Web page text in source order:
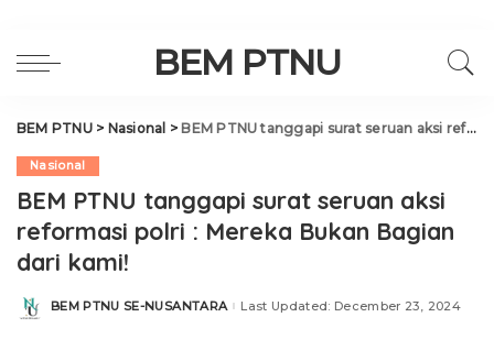
BEM PTNU
BEM PTNU> Nasional > BEM PTNU tanggapi surat seruan aksi reformasi polri : Mereka Bukan Bagian dari kami!
Nasional
BEM PTNU tanggapi surat seruan aksi
reformasi polri : Mereka Bukan Bagian
dari kami!
Posted
BEM PTNU SE-NUSANTARA Last Updated: December 23, 2024